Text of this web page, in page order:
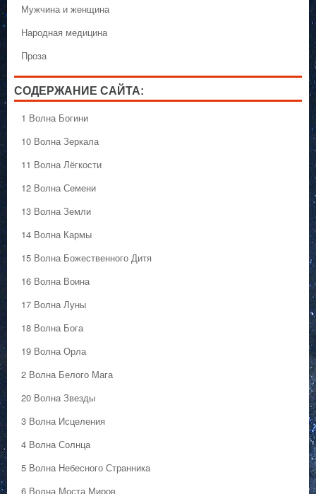
Мужчина и женщина
Народная медицина
Проза
СОДЕРЖАНИЕ САЙТА:
1 Волна Богини
10 Волна Зеркала
11 Волна Лёгкости
12 Волна Семени
13 Волна Земли
14 Волна Кармы
15 Волна Божественного Дитя
16 Волна Воина
17 Волна Луны
18 Волна Бога
19 Волна Орла
2 Волна Белого Мага
20 Волна Звезды
3 Волна Исцеления
4 Волна Солнца
5 Волна Небесного Странника
6 Волна Моста Миров